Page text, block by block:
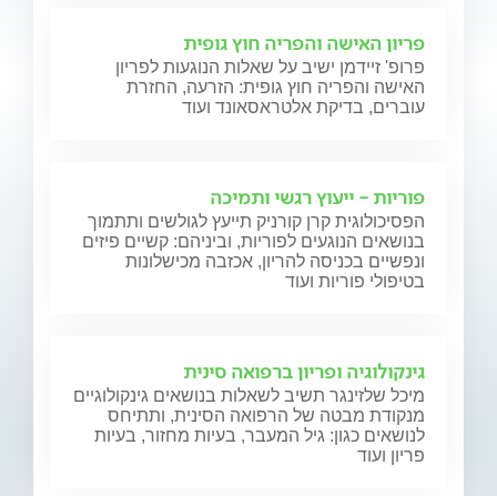
פריון האישה והפריה חוץ גופית
פרופ' זיידמן ישיב על שאלות הנוגעות לפריון
האישה והפריה חוץ גופית: הזרעה, החזרת
עוברים, בדיקת אלטראסאונד ועוד
פוריות - ייעוץ רגשי ותמיכה
הפסיכולוגית קרן קורניק תייעץ לגולשים ותתמוך
בנושאים הנוגעים לפוריות, וביניהם: קשיים פיזים
ונפשיים בכניסה להריון, אכזבה מכישלונות
בטיפולי פוריות ועוד
גינקולוגיה ופריון ברפואה סינית
מיכל שלזינגר תשיב לשאלות בנושאים גינקולוגיים
מנקודת מבטה של הרפואה הסינית, ותתיחס
לנושאים כגון: גיל המעבר, בעיות מחזור, בעיות
פריון ועוד